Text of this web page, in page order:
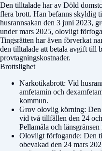
Den tilltalade har av Döld
flera brott. Han befanns skyldig
husrannsakan den 3 juni 2023,
under mars 2025, olovligt
Tingsrätten har även förverkat
den tilltalade att betala avgift till
provtagningskostnader.
Brottslighet
Narkotikabrott: Vid
amfetamin och
kommun.
Grov olovlig körning:
vid två tillfällen den 24
Pellamåla och
Olovligt förfogande: Den
obevakad den 24 mars